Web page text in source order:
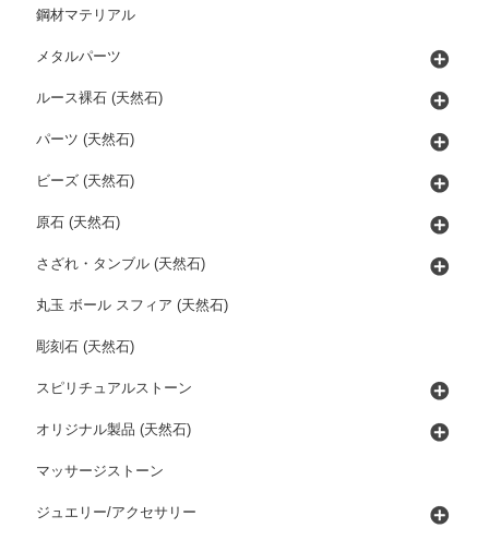
鋼材マテリアル
メタルパーツ
ルース裸石 (天然石)
パーツ (天然石)
ビーズ (天然石)
原石 (天然石)
さざれ・タンブル (天然石)
丸玉 ボール スフィア (天然石)
彫刻石 (天然石)
スピリチュアルストーン
オリジナル製品 (天然石)
マッサージストーン
ジュエリー/アクセサリー